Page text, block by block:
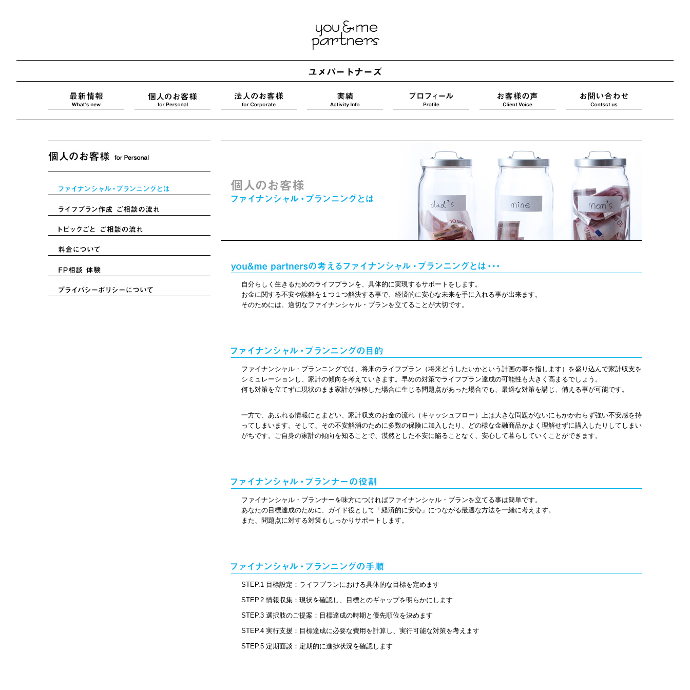
自分らしく生きるためのライフプランを、具体的に実現するサポートをします。
お金に関する不安や誤解を１つ１つ解決する事で、経済的に安心な未来を手に入れる事が出来ます。
そのためには、適切なファイナンシャル・プランを立てることが大切です。
ファイナンシャル・プランニングでは、将来のライフプラン（将来どうしたいかという計画の事を指します）を盛り込んで家計収支を
シミュレーションし、家計の傾向を考えていきます。早めの対策でライフプラン達成の可能性も大きく高まるでしょう。
何も対策を立てずに現状のまま家計が推移した場合に生じる問題点があった場合でも、最適な対策を講じ、備える事が可能です。
一方で、あふれる情報にとまどい、家計収支のお金の流れ（キャッシュフロー）上は大きな問題がないにもかかわらず強い不安感を持
ってしまいます。そして、その不安解消のために多数の保険に加入したり、どの様な金融商品かよく理解せずに購入したりしてしまい
がちです。ご自身の家計の傾向を知ることで、漠然とした不安に陥ることなく、安心して暮らしていくことができます。
ファイナンシャル・プランナーを味方につければファイナンシャル・プランを立てる事は簡単です。
あなたの目標達成のために、ガイド役として「経済的に安心」につながる最適な方法を一緒に考えます。
また、問題点に対する対策もしっかりサポートします。
STEP.1 目標設定：ライフプランにおける具体的な目標を定めます
STEP.2 情報収集：現状を確認し、目標とのギャップを明らかにします
STEP.3 選択肢のご提案：目標達成の時期と優先順位を決めます
STEP.4 実行支援：目標達成に必要な費用を計算し、実行可能な対策を考えます
STEP.5 定期面談：定期的に進捗状況を確認します